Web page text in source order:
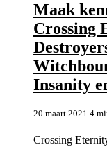
Maak
Crossing
Insanity
20 maart 2021 4
Crossing